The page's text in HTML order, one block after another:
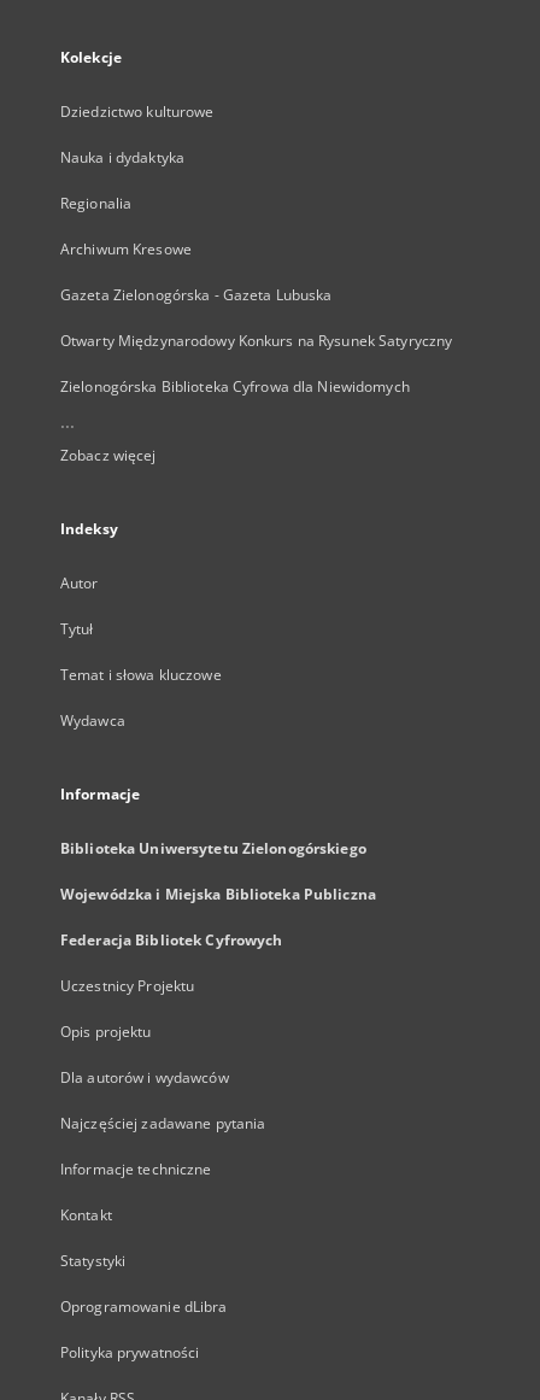
Kolekcje
Dziedzictwo kulturowe
Nauka i dydaktyka
Regionalia
Archiwum Kresowe
Gazeta Zielonogórska - Gazeta Lubuska
Otwarty Międzynarodowy Konkurs na Rysunek Satyryczny
Zielonogórska Biblioteka Cyfrowa dla Niewidomych
...
Zobacz więcej
Indeksy
Autor
Tytuł
Temat i słowa kluczowe
Wydawca
Informacje
Biblioteka Uniwersytetu Zielonogórskiego
Wojewódzka i Miejska Biblioteka Publiczna
Federacja Bibliotek Cyfrowych
Uczestnicy Projektu
Opis projektu
Dla autorów i wydawców
Najczęściej zadawane pytania
Informacje techniczne
Kontakt
Statystyki
Oprogramowanie dLibra
Polityka prywatności